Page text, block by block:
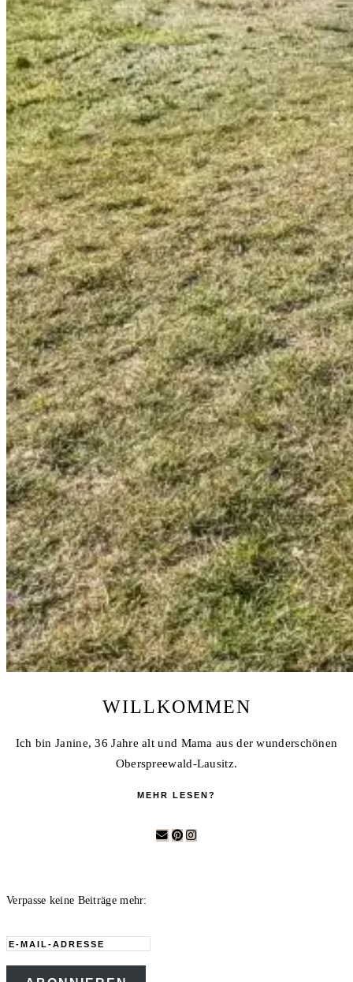
WILLKOMMEN
Ich bin Janine, 36 Jahre alt und Mama aus der wunderschönen
Oberspreewald-Lausitz.
MEHR LESEN?
Verpasse keine Beiträge mehr:
E-
Mail-